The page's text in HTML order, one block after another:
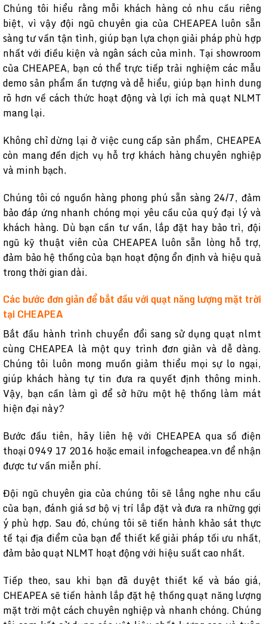
Chúng tôi hiểu rằng mỗi khách hàng có nhu cầu riêng
biệt, vì vậy đội ngũ chuyên gia của CHEAPEA luôn sẵn
sàng tư vấn tận tình, giúp bạn lựa chọn giải pháp phù hợp
nhất với điều kiện và ngân sách của mình. Tại showroom
của CHEAPEA, bạn có thể trực tiếp trải nghiệm các mẫu
demo sản phẩm ấn tượng và dễ hiểu, giúp bạn hình dung
rõ hơn về cách thức hoạt động và lợi ích mà quạt NLMT
mang lại.
Không chỉ dừng lại ở việc cung cấp sản phẩm, CHEAPEA
còn mang đến dịch vụ hỗ trợ khách hàng chuyên nghiệp
và minh bạch.
Chúng tôi có nguồn hàng phong phú sẵn sàng 24/7, đảm
bảo đáp ứng nhanh chóng mọi yêu cầu của quý đại lý và
khách hàng. Dù bạn cần tư vấn, lắp đặt hay bảo trì, đội
ngũ kỹ thuật viên của CHEAPEA luôn sẵn lòng hỗ trợ,
đảm bảo hệ thống của bạn hoạt động ổn định và hiệu quả
trong thời gian dài.
Các bước đơn giản để bắt đầu với quạt năng lượng mặt trời
tại CHEAPEA
Bắt đầu hành trình chuyển đổi sang sử dụng quạt nlmt
cùng CHEAPEA là một quy trình đơn giản và dễ dàng.
Chúng tôi luôn mong muốn giảm thiểu mọi sự lo ngại,
giúp khách hàng tự tin đưa ra quyết định thông minh.
Vậy, bạn cần làm gì để sở hữu một hệ thống làm mát
hiện đại này?
Bước đầu tiên, hãy liên hệ với CHEAPEA qua số điện
thoại 0949 17 2016 hoặc email info@cheapea.vn để nhận
được tư vấn miễn phí.
Đội ngũ chuyên gia của chúng tôi sẽ lắng nghe nhu cầu
của bạn, đánh giá sơ bộ vị trí lắp đặt và đưa ra những gợi
ý phù hợp. Sau đó, chúng tôi sẽ tiến hành khảo sát thực
tế tại địa điểm của bạn để thiết kế giải pháp tối ưu nhất,
đảm bảo quạt NLMT hoạt động với hiệu suất cao nhất.
Tiếp theo, sau khi bạn đã duyệt thiết kế và báo giá,
CHEAPEA sẽ tiến hành lắp đặt hệ thống quạt năng lượng
mặt trời một cách chuyên nghiệp và nhanh chóng. Chúng